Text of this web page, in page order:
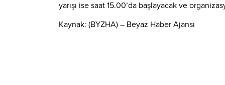
yarışı ise saat 15.00’da başlayacak ve
Kaynak: (BYZHA) – Beyaz Haber Ajansı